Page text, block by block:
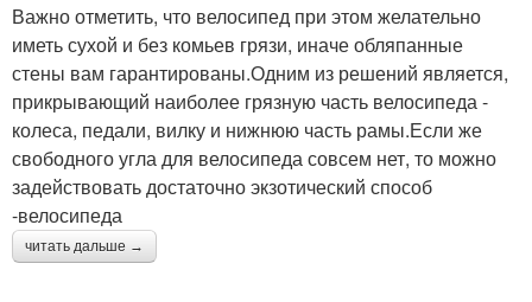
Важно отметить, что велосипед при этом желательно
иметь сухой и без комьев грязи, иначе обляпанные
стены вам гарантированы.Одним из решений является,
прикрывающий наиболее грязную часть велосипеда -
колеса, педали, вилку и нижнюю часть рамы.Если же
свободного угла для велосипеда совсем нет, то можно
задействовать достаточно экзотический способ
-велосипеда
читать дальше →